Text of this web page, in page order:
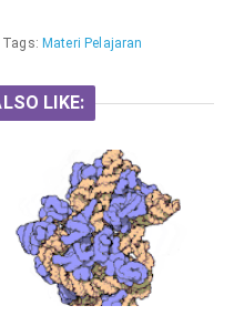
Tags: Materi Pelajaran
LIKE: